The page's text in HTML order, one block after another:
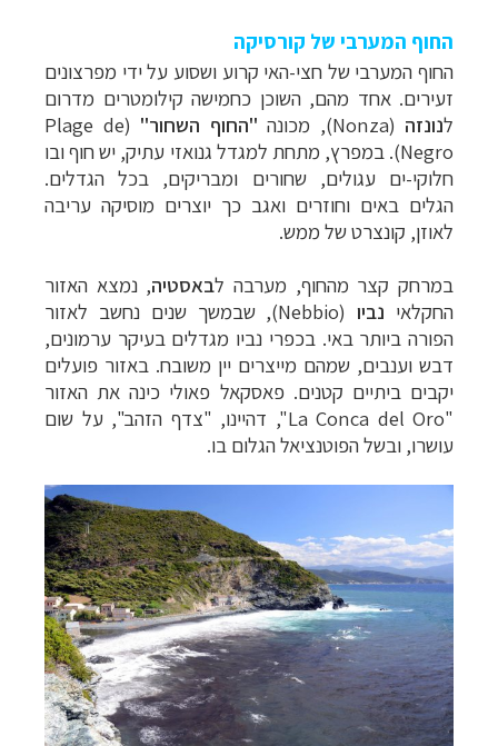
החוף המערבי של קורסיקה
החוף המערבי של חצי-האי קרוע ושסוע על ידי מפרצונים
זעירים. אחד מהם, השוכן כחמישה קילומטרים מדרום
לנונזה (Nonza) , מכונה "החוף השחור"
(Plage de
Negro).
במפרץ, מתחת למגדל גנואזי עתיק, יש חוף ובו
חלוקי-ים עגולים, שחורים ומבריקים, בכל הגדלים.
הגלים באים וחוזרים ואגב כך יוצרים מוסיקה עריבה
לאוזן, קונצרט של ממש.
במרחק קצר מהחוף, מערבה לבאסטיה, נמצא האזור
החקלאי נביו (
Nebbio), שבמשך שנים נחשב לאזור
הפורה ביותר באי. בכפרי נביו מגדלים בעיקר ערמונים,
דבש וענבים, שמהם מייצרים יין משובח. באזור פועלים
יקבים ביתיים קטנים. פאסקאל פאולי כינה את האזור
"
La Conca del Oro", דהיינו, "צדף הזהב", על שום
עושרו, ובשל הפוטנציאל הגלום בו.